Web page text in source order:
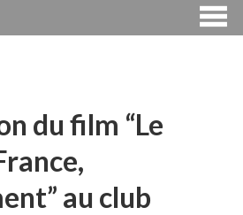
du film “Le
au club